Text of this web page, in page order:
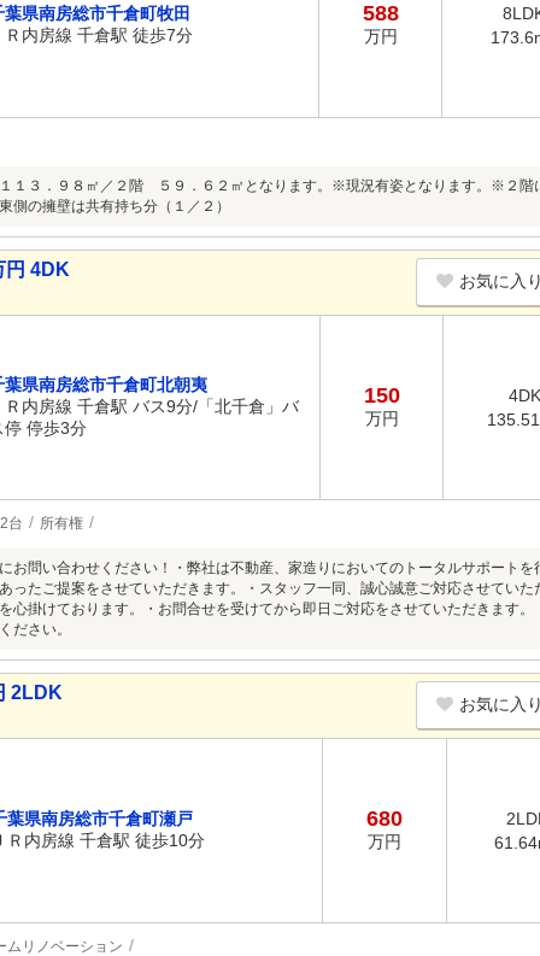
葉県南房総市千倉町牧田
Ｒ内房線 千倉駅 徒歩7分
588
万円
１３．９８㎡／２階 ５９．６２㎡となります。※現況有姿となります。※２階
側の擁壁は共有持ち分（１／２）
円 4DK
お気に入
葉県南房総市千倉町北朝夷
Ｒ内房線 千倉駅 バス9分/「北千倉」バ
停 停歩3分
150
万円
4DK
台 所有権
お問い合わせください！・弊社は不動産、家造りにおいてのトータルサポート
ったご提案をさせていただきます。・スタッフ一同、誠心誠意ご対応させてい
心掛けております。・お問合せを受けてから即日ご対応をさせていただきます
ださい。
2LDK
お気に入
葉県南房総市千倉町瀬戸
Ｒ内房線 千倉駅 徒歩10分
680
万円
ムリノベーション